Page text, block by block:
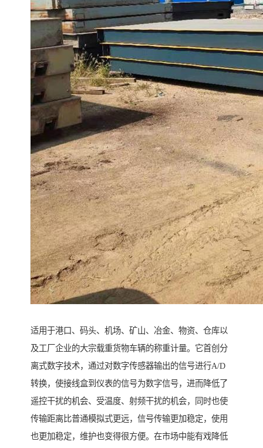
适用于港口、码头、机场、矿山、冶金、物资、仓库以
及工厂企业的大宗载重货物车辆的称重计量。它首创分
离式数字技术，通过对数字传感器输出的信号进行A/D
转换，使接线盒到仪表的信号为数字信号，进而降低了
遥控干扰的机会、受温度、射频干扰的机会，同时也使
传输距离比普通模拟式更远，信号传输更加稳定，使用
也更加稳定，维护也变得很方便。在市场中能有戏降低